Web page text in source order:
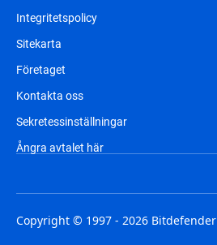
Integritetspolicy
Sitekarta
Företaget
Kontakta oss
Sekretessinställningar
Ångra avtalet här
Copyright © 1997 - 2026 Bitdefender